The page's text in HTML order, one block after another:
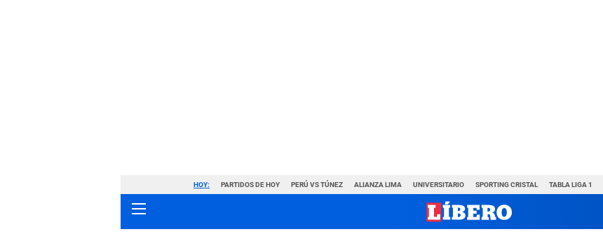
HOY: PARTIDOS DE HOY PERÚ VS TÚNEZ ALIANZA LIMA UNIVERSITARIO SPORTING CRISTAL TABLA LIGA 1